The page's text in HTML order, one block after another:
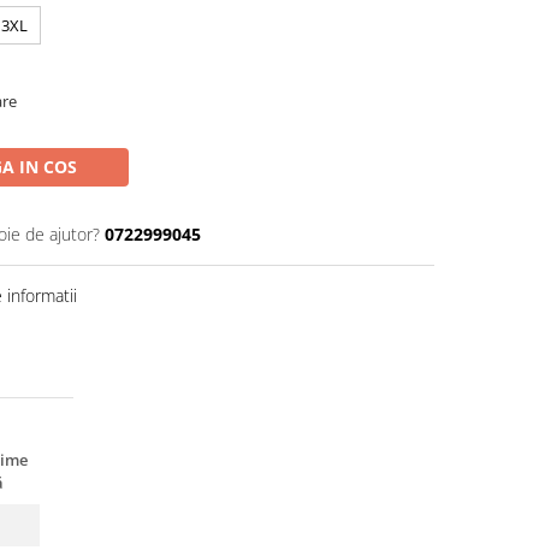
3XL
IN COS
de ajutor? 0722999045
informatii